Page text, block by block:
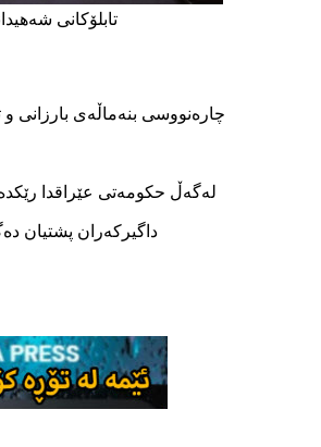
تابلۆکانی
چارەنووسی بنەماڵەی بارزانی و
لەگەڵ حکومەتی عێراقدا
داگیرکەران پشتیان